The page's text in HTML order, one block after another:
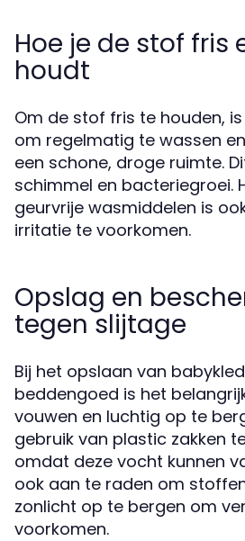
Hoe je de stof fris
houdt
Om de stof fris te houden,
om regelmatig te wassen
een schone, droge ruimte.
schimmel en bacteriegroei.
geurvrije wasmiddelen is
irritatie te voorkomen.
Opslag en
tegen slijtage
Bij het opslaan van
beddengoed is het
vouwen en luchtig op te
gebruik van plastic zakken
omdat deze vocht kunnen
ook aan te raden om
zonlicht op te bergen om
voorkomen.